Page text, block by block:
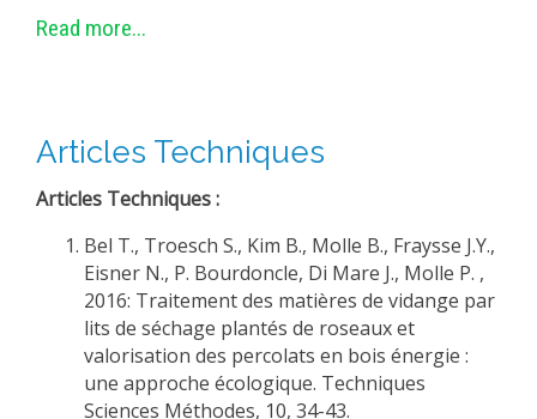
Read more...
Articles Techniques
Articles Techniques :
Bel T., Troesch S., Kim B., Molle B., Fraysse J.Y.,
Eisner N., P. Bourdoncle, Di Mare J., Molle P. ,
2016: Traitement des matières de vidange par
lits de séchage plantés de roseaux et
valorisation des percolats en bois énergie :
une approche écologique. Techniques
Sciences Méthodes, 10, 34-43.